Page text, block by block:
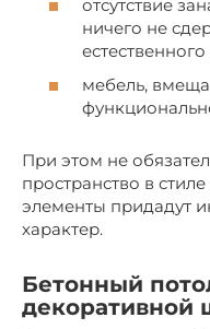
отсутствие
ничего не
естественного
мебель,
При этом не
пространство в
элементы придадут
характер.
Бетонный
декоративной